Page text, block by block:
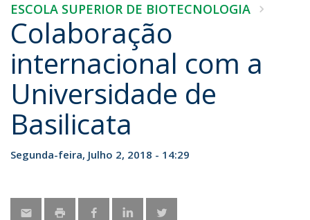
ESCOLA SUPERIOR DE BIOTECNOLOGIA
Colaboração
internacional com a
Universidade de
Basilicata
Segunda-feira, Julho 2, 2018 - 14:29